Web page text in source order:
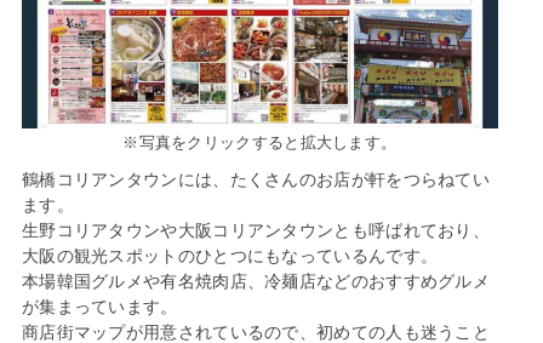
※写真をクリックすると拡大します。
鶴橋コリアンタウンには、たくさんのお店が軒をつらねてい
ます。
生野コリアタウンや大阪コリアンタウンとも呼ばれており、
大阪の観光スポットのひとつにもなっているんです。
本場韓国グルメや有名焼肉店、冷麺店などのおすすめグルメ
が集まっています。
商店街マップが用意されているので、初めての人も迷うこと